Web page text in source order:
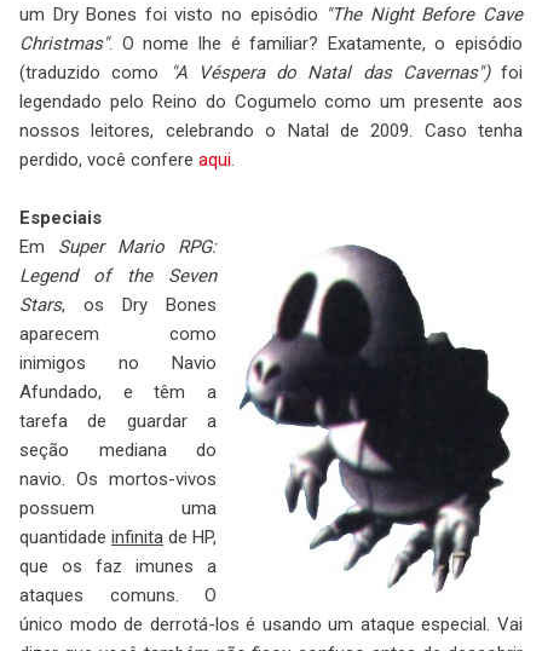
um Dry Bones foi visto no episódio "The Night Before Cave
Christmas". O nome lhe é familiar? Exatamente, o episódio
(traduzido como
"A Véspera do Natal das Cavernas")foi
legendado pelo Reino do Cogumelo como um presente aos
nossos leitores, celebrando o Natal de 2009. Caso tenha
perdido, você confere aqui.
Especiais
Em Super Mario RPG:
Legend of the Seven
Stars, os Dry Bones
aparecem como
inimigos no Navio
Afundado, e têm a
tarefa de guardar a
seção mediana do
navio. Os mortos-vivos
possuem uma
quantidade infinita de HP,
que os faz imunes a
ataques comuns. O
único modo de derrotá-los é usando um ataque especial. Vai